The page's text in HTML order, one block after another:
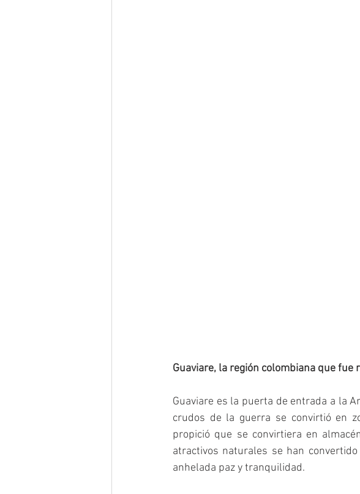
Guaviare, la región colombiana que
Guaviare es la puerta de entrada a la
crudos de la guerra se convirtió en
propició que se convirtiera en
atractivos naturales se han
anhelada paz y tranquilidad.